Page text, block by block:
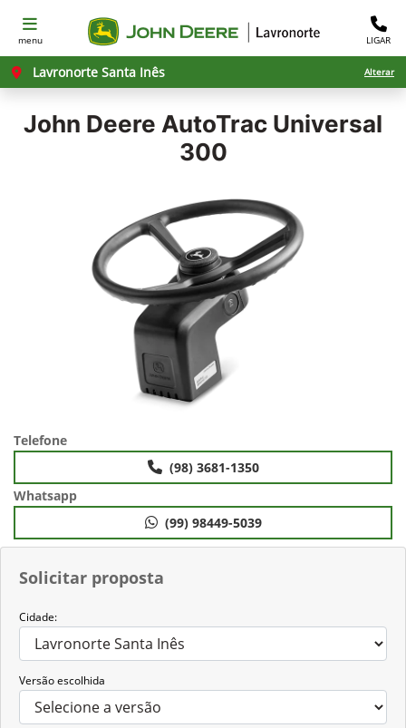
menu LIGAR
Lavronorte Santa Inês Alterar
John Deere AutoTrac Universal
300
Solicitar proposta
Cidade:
Versão escolhida
Telefone
(98) 3681-1350
Whatsapp
(99) 98449-5039